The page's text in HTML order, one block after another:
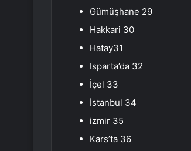
Gümüşhane 29
Hakkari 30
Hatay31
Isparta’da 32
İçel 33
İstanbul 34
izmir 35
Kars’ta 36